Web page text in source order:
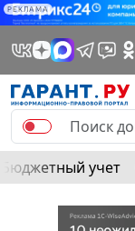
РЕКЛАМА
Бюджетный учет